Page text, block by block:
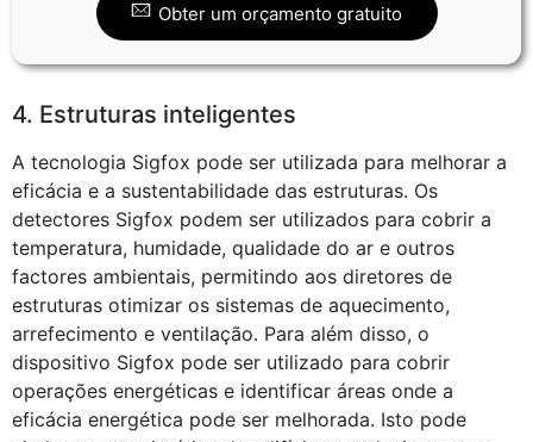
Obter um orçamento gratuito
4. Estruturas inteligentes
A tecnologia Sigfox pode ser utilizada para melhorar a
eficácia e a sustentabilidade das estruturas. Os
detectores Sigfox podem ser utilizados para cobrir a
temperatura, humidade, qualidade do ar e outros
factores ambientais, permitindo aos diretores de
estruturas otimizar os sistemas de aquecimento,
arrefecimento e ventilação. Para além disso, o
dispositivo Sigfox pode ser utilizado para cobrir
operações energéticas e identificar áreas onde a
eficácia energética pode ser melhorada. Isto pode